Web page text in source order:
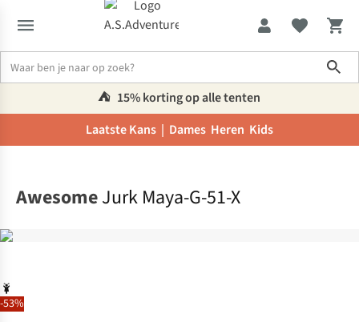
⛺️ 15% korting op alle tenten
Laatste Kans | Dames Heren Kids
-53%
AwesomeJurk Maya-G-51-X